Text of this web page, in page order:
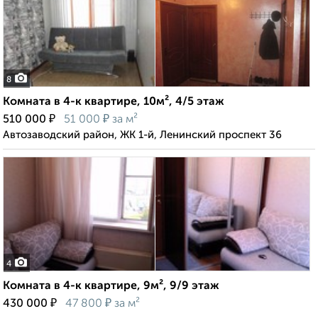
8
Комната в 4-к квартире, 10м², 4/5 этаж
510 000 ₽ 51 000 ₽ за м²
Автозаводский район, ЖК 1-й, Ленинский проспект 36
4
Комната в 4-к квартире, 9м², 9/9 этаж
430 000 ₽ 47 800 ₽ за м²